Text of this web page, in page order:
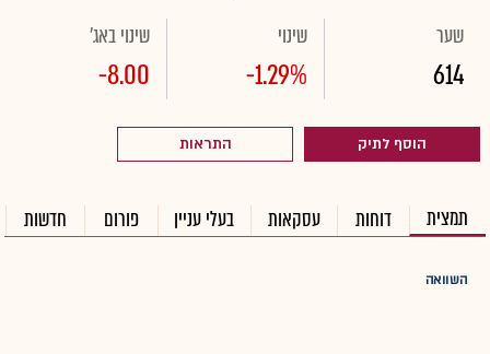
שער
614
שינוי
-1.29%
שינוי באג'
-8.00
הוסף לתיק התראות
תמצית דוחות עסקאות בעלי עניין פורום חדשות
השוואה